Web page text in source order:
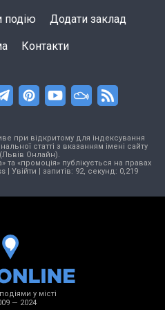
подію Додати заклад
Контакти
при відкритому для індексування
статті з вказанням імені сайту
Онлайн).
«промоція» публікується на правах
| Увійти | запитів: 92, секунд: 0,219
у місті
— 2024